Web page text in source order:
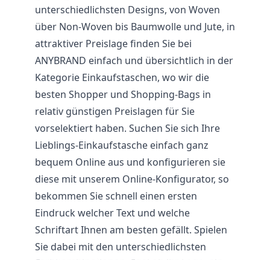
unterschiedlichsten Designs, von Woven
über Non-Woven bis Baumwolle und Jute, in
attraktiver Preislage finden Sie bei
ANYBRAND einfach und übersichtlich in der
Kategorie Einkaufstaschen, wo wir die
besten Shopper und Shopping-Bags in
relativ günstigen Preislagen für Sie
vorselektiert haben. Suchen Sie sich Ihre
Lieblings-Einkaufstasche einfach ganz
bequem Online aus und konfigurieren sie
diese mit unserem Online-Konfigurator, so
bekommen Sie schnell einen ersten
Eindruck welcher Text und welche
Schriftart Ihnen am besten gefällt. Spielen
Sie dabei mit den unterschiedlichsten